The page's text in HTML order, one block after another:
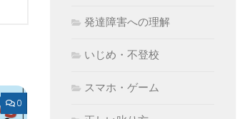
0
発達障害への理解
いじめ・不登校
スマホ・ゲーム